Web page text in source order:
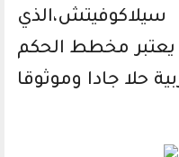
سيلاكوفيتش،الذي
يعتبر مخطط الحكم
حلا جادا وموثوقا